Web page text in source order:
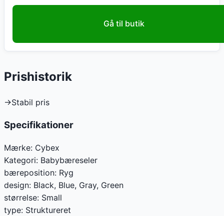
Gå til butik
Prishistorik
→Stabil pris
Specifikationer
Mærke: Cybex
Kategori: Babybæreseler
bæreposition: Ryg
design: Black, Blue, Gray, Green
størrelse: Small
type: Struktureret